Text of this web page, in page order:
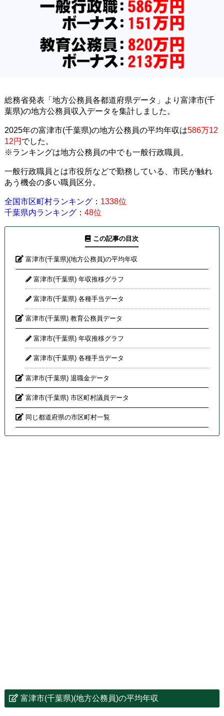
総務省発表「地方公務員各都道府県データ」より富津市(千
葉県)の地方公務員収入データを集計しました。
2025年の富津市(千葉県)の地方公務員の平均年収は586万12
12円 でした。
※ランキングは地方公務員の中でも一般行政職員。
一般行政職員とは市役所などで勤務している、市民が触れ
あう機会の多い職員区分。
全国市区町村ランキング： 1338位
千葉県内ランキング： 48位
この記事の目次
富津市(千葉県)(地方公務員)の平均年収
富津市(千葉県) 年収推移グラフ
富津市(千葉県) 各種手当データ
富津市(千葉県) 教育公務員データ
富津市(千葉県) 年収推移グラフ
富津市(千葉県) 各種手当データ
富津市(千葉県) 退職金データ
富津市(千葉県) 市区町村議員データ
同じ都道府県の市区町村一覧
富津市(千葉県)(地方公務員)の平均年収